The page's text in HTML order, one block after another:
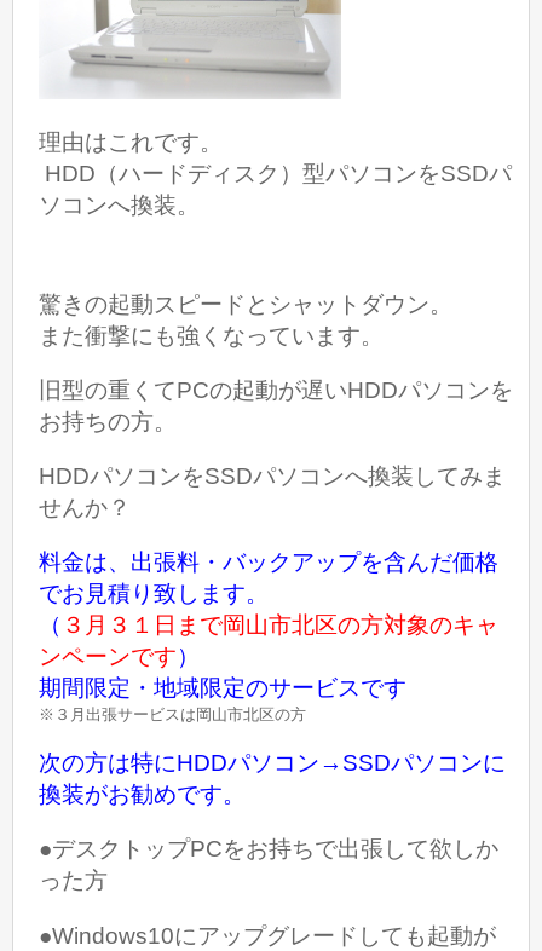
理由はこれです。
HDD（ハードディスク）型パソコンをSSDパ
ソコンへ換装。
驚きの起動スピードとシャットダウン。
また衝撃にも強くなっています。
旧型の重くてPCの起動が遅いHDDパソコンを
お持ちの方。
HDDパソコンをSSDパソコンへ換装してみま
せんか？
料金は、出張料・バックアップを含んだ価格
でお見積り致します。
（ ３月３１日まで岡山市北区の方対象のキャ
ンペーンです）
期間限定・地域限定のサービスです
※３月出張サービスは岡山市北区の方
次の方は特にHDDパソコン→SSDパソコンに
換装がお勧めです。
●デスクトップPCをお持ちで出張して欲しか
った方
●Windows10にアップグレードしても起動が